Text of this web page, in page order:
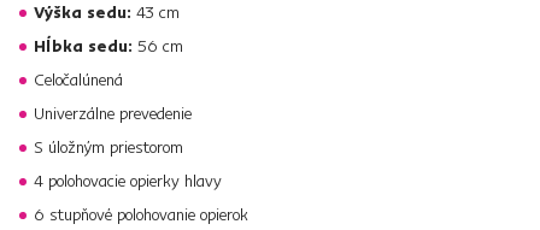
Výška sedu: 43 cm
Hĺbka sedu: 56 cm
Celočalúnená
Univerzálne prevedenie
S úložným priestorom
4 polohovacie opierky hlavy
6 stupňové polohovanie opierok